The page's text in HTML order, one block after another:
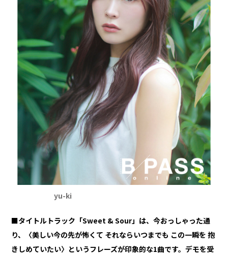
yu-ki
■タイトルトラック「Sweet & Sour」は、今おっしゃった通
り、〈美しい今の先が怖くて それならいつまでも この一瞬を 抱
きしめていたい〉というフレーズが印象的な1曲です。デモを受